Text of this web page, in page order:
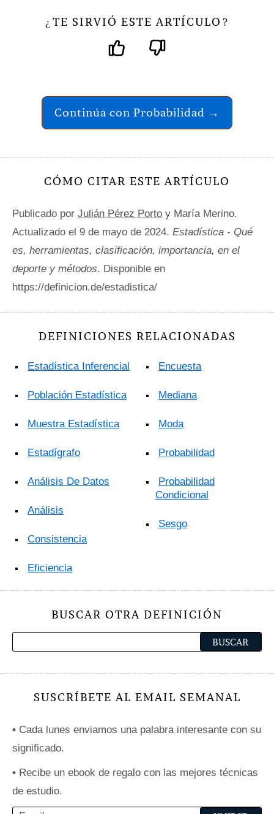
¿ TE SIRVIÓ ESTE ARTÍCULO ?
Continúa con Probabilidad →
CÓMO CITAR ESTE ARTÍCULO
Publicado por Julián Pérez Porto y María Merino.
Actualizado el 9 de mayo de 2024. Estadística - Qué
es, herramientas, clasificación, importancia, en el
deporte y métodos. Disponible en
https://definicion.de/estadistica/
DEFINICIONES RELACIONADAS
Estadística Inferencial
Población Estadística
Muestra Estadística
Estadígrafo
Análisis De Datos
Análisis
Consistencia
Eficiencia
Encuesta
Mediana
Moda
Probabilidad
Probabilidad
Condicional
Sesgo
BUSCAR OTRA DEFINICIÓN
SUSCRÍBETE AL EMAIL SEMANAL
• Cada lunes enviamos una palabra interesante con su
significado.
• Recibe un ebook de regalo con las mejores técnicas
de estudio.